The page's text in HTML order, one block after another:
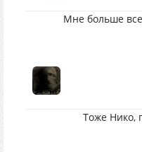
Мне больше
Тоже Нико,